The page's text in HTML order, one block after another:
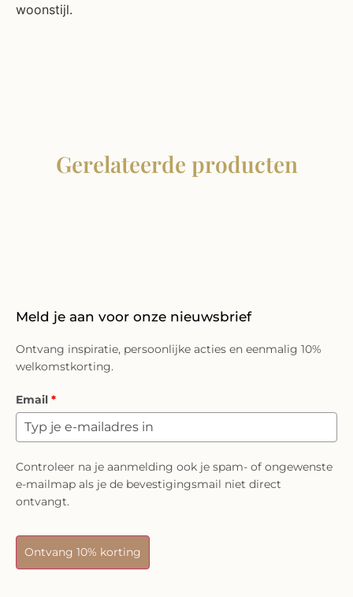
woonstijl.
Gerelateerde producten
Meld je aan voor onze nieuwsbrief
Ontvang inspiratie, persoonlijke acties en eenmalig 10%
welkomstkorting.
Email *
Controleer na je aanmelding ook je spam- of ongewenste
e-mailmap als je de bevestigingsmail niet direct
ontvangt.
Ontvang 10% korting